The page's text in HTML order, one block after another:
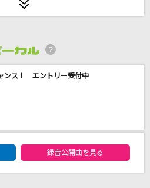
ンス！ エントリー受付中
ルエントリーランキング
録音公開曲を見る